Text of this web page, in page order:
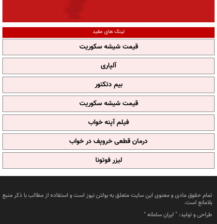
لینک های مفید
قیمت شیشه سکوریت
آلپاری
بیم دتکتور
قیمت شیشه سکوریت
فیلم آپنه خواب
درمان قطعی خروپف در خواب
لیزر فوتونا
تمام حقوق مادی و معنوی این سایت متعلق به بولتن نیوز است و استفاده از مطالب با ذکر منبع
بلامانع است.
طراحی و تولید: " ایران سامانه"